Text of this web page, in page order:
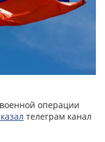
операции
телеграм канал